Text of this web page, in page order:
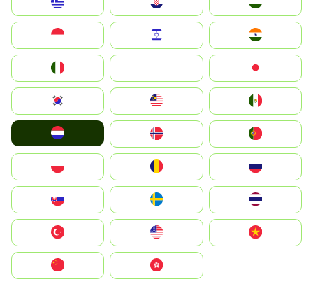
South Korea
United States
中國香港特別行政區